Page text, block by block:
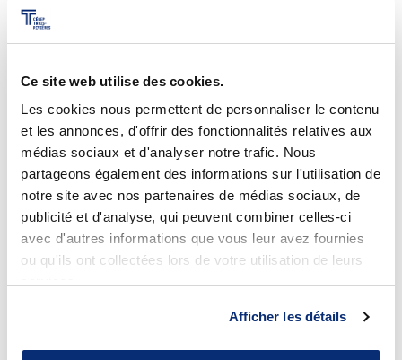
Ce site web utilise des cookies.
Les cookies nous permettent de personnaliser le contenu
et les annonces, d'offrir des fonctionnalités relatives aux
médias sociaux et d'analyser notre trafic. Nous
partageons également des informations sur l'utilisation de
notre site avec nos partenaires de médias sociaux, de
publicité et d'analyse, qui peuvent combiner celles-ci
avec d'autres informations que vous leur avez fournies
ou qu'ils ont collectées lors de votre utilisation de leurs
Afficher les détails
Caractérisation des matières
résiduelles
Centre de tri virtuel
Autres ressources
Application Ça va où ? (RECYC-QUÉBEC)
Site internet de la régie de gestion des
matières résiduelles de la Mauricie
(Énercycle)
Résumé des règles de tri au Québec
(Tricentris)
Pratiques alimentaires durables
Engagements du Groupe Excelso
Caf-école et Regroup-école